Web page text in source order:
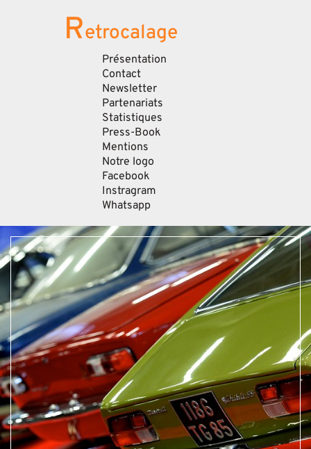
Retrocalage
Présentation
Contact
Newsletter
Partenariats
Statistiques
Press-Book
Mentions
Notre logo
Facebook
Instragram
Whatsapp